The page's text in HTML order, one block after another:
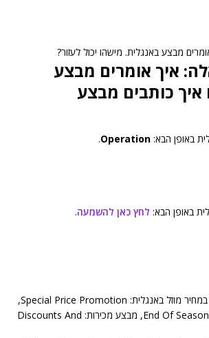
מבצע באנגלית. מישהו יכול לעזור?
איך אומרים מבצע
איך כותבים מבצע
באופן הבא: Operation
.
באופן הבא: לחץ כאן להשמעה.
1. מבצע הוזלה, מכירה במחיר מוזל באנגלית: Special Price Promotion,
מבצע סוף עונה: End Of Season Sale, מבצע מכירות: Discounts And